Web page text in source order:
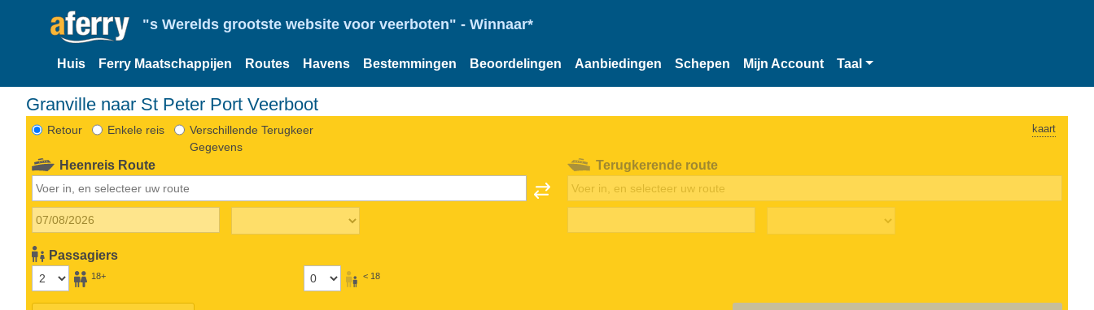
"s Werelds grootste website voor veerboten" - Winnaar*
Huis Ferry Maatschappijen Routes Havens Bestemmingen Beoordelingen Aanbiedingen Schepen Mijn Account Taal
Granville naar St Peter Port Veerboot
Retour Enkele reis
Verschillende Terugkeer
Gegevens
kaart
Heenreis Route
Passagiers
18+ < 18
Terugkerende route